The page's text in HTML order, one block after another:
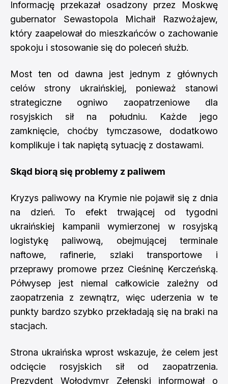
Informację przekazał osadzony przez Moskwę
gubernator Sewastopola Michaił Razwożajew,
który zaapelował do mieszkańców o zachowanie
spokoju i stosowanie się do poleceń służb.
Most ten od dawna jest jednym z głównych
celów strony ukraińskiej, ponieważ stanowi
strategiczne ogniwo zaopatrzeniowe dla
rosyjskich sił na południu. Każde jego
zamknięcie, choćby tymczasowe, dodatkowo
komplikuje i tak napiętą sytuację z dostawami.
Skąd biorą się problemy z paliwem
Kryzys paliwowy na Krymie nie pojawił się z dnia
na dzień. To efekt trwającej od tygodni
ukraińskiej kampanii wymierzonej w rosyjską
logistykę paliwową, obejmującej terminale
naftowe, rafinerie, szlaki transportowe i
przeprawy promowe przez Cieśninę Kerczeńską.
Półwysep jest niemal całkowicie zależny od
zaopatrzenia z zewnątrz, więc uderzenia w te
punkty bardzo szybko przekładają się na braki na
stacjach.
Strona ukraińska wprost wskazuje, że celem jest
odcięcie rosyjskich sił od zaopatrzenia.
Prezydent Wołodymyr Zełenski informował o